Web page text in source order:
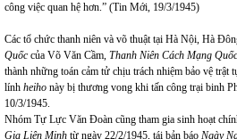
công việc quan hệ hơn.” (Tin Mới, 19/3/1945)
Các tổ chức thanh niên và võ thuật tại Hà Nội, Hà
Quốccủa Võ Văn Cầm, Thanh Niên Cách Mạng
thành những toán cảm tử chịu trách nhiệm bảo vệ trật
lính heiho này bị thương vong khi tấn công trại binh
10/3/1945.
Nhóm Tự Lực Văn Đoàn cũng tham gia sinh hoạt
Gia Liên Minh từ ngày 22/2/1945, tái bản báo Ngày